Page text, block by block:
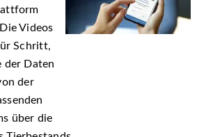
Videos
Schritt,
der Daten
der
über die